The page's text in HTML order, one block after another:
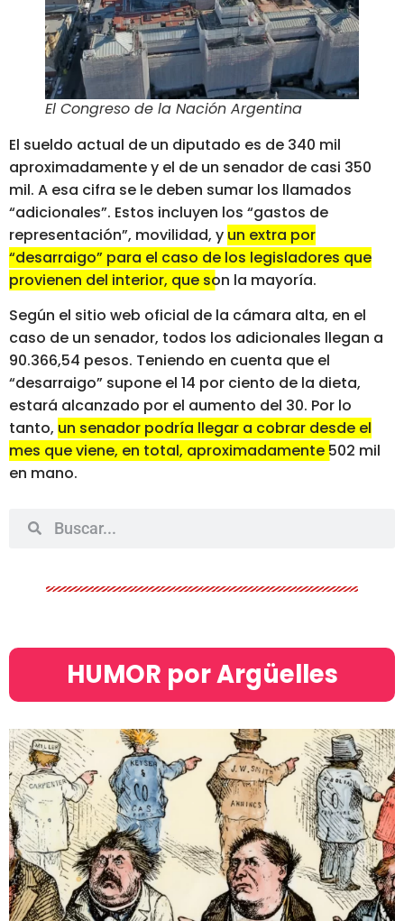
El Congreso de la Nación Argentina
El sueldo actual de un diputado es de 340 mil
aproximadamente y el de un senador de casi 350
mil. A esa cifra se le deben sumar los llamados
“adicionales”. Estos incluyen los “gastos de
representación”, movilidad, y un extra por
“desarraigo” para el caso de los legisladores que
provienen del interior, que son la mayoría.
Según el sitio web oficial de la cámara alta, en el
caso de un senador, todos los adicionales llegan a
90.366,54 pesos. Teniendo en cuenta que el
“desarraigo” supone el 14 por ciento de la dieta,
estará alcanzado por el aumento del 30. Por lo
tanto, un senador podría llegar a cobrar desde el
mes que viene, en total, aproximadamente 502 mil
en mano.
HUMOR por Argüelles​